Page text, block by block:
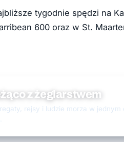
tygodnie spędzi na
600 oraz w St.
z żeglarstwem
rejsy i ludzie morza w jednym